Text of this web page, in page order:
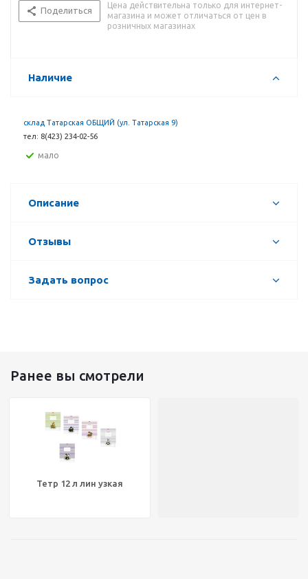
Поделиться
Цена действительна только для интернет-
магазина и может отличаться от цен в
розничных магазинах
Наличие
склад Татарская ОБЩИЙ (ул. Татарская 9)
тел: 8(423) 234-02-56
Мало
Описание
Отзывы
Задать вопрос
Ранее вы смотрели
Тетр 12 л лин узкая